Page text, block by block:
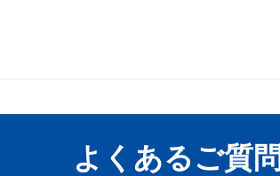
よくあるご質問